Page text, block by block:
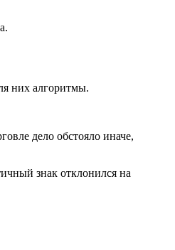
них алгоритмы.
дело обстояло иначе,
знак отклонился на